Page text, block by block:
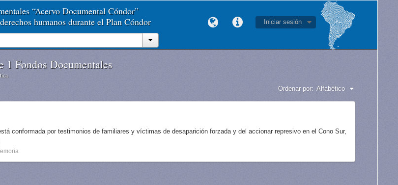
“Acervo Documental Cóndor”
humanos durante el Plan Cóndor
Iniciar sesión
1 Fondos Documentales
Ordenar por: Alfabético
conformada por testimonios de familiares y víctimas de desaparición forzada y del accionar represivo en el Cono Sur,